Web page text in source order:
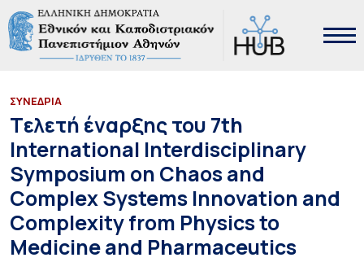
ΣΥΝΕΔΡΙΑ
Tελετή έναρξης του 7th
International Interdisciplinary
Symposium on Chaos and
Complex Systems Innovation and
Complexity from Physics to
Medicine and Pharmaceutics